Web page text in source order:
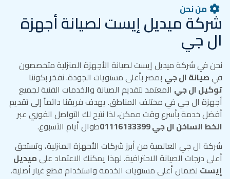
من نحن
شركة ميديل إيست لصيانة أجهزة
ال جي
نحن في شركة ميديل إيست لصيانة الأجهزة المنزلية متخصصون
فيصيانة ال جي بمصر بأعلى مستويات الجودة. نفخر بكوننا
توكيل ال جي المعتمد لتقديم الصيانة والخدمات الفنية لجميع
أجهزة ال جي في مختلف المناطق. يهدف فريقنا دائماً إلى تقديم
أفضل خدمة بأسرع وقت ممكن، لذا نتيح لك التواصل الفوري عبر
الخط الساخن ال جي 01116133399
طوال أيام الأسبوع.
شركة ال جي العالمية من أبرز شركات الأجهزة المنزلية، وتستحق
أعلى درجات الصيانة الاحترافية. لهذا يمكنك الاعتماد علىميديل
إيست لضمان أعلى مستويات الخدمة واستخدام قطع غيار أصلية.